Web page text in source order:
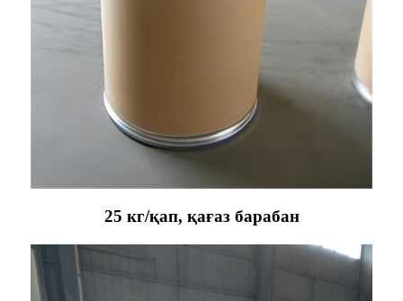
25 кг/қап, қағаз барабан